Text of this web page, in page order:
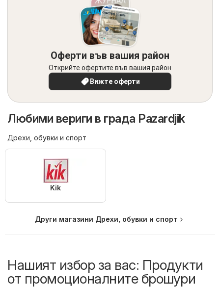
Оферти във вашия район
Открийте офертите във вашия район
Вижте оферти
Любими вериги в града Pazardjik
Дрехи, обувки и спорт
Kik
Други магазини Дрехи, обувки и спорт
Нашият избор за вас: Продукти
от промоционалните брошури